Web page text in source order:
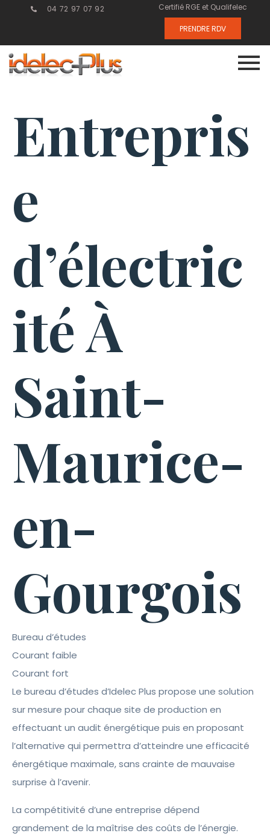
04 72 97 07 92 Certifié RGE et Qualifelec
PRENDRE RDV
Entrepris
e
d’électric
ité À
Saint-
Maurice-
en-
Gourgois
Bureau d’études
Courant faible
Courant fort
Le bureau d’études d’Idelec Plus propose une solution
sur mesure pour chaque site de production en
effectuant un audit énergétique puis en proposant
l’alternative qui permettra d’atteindre une efficacité
énergétique maximale, sans crainte de mauvaise
surprise à l’avenir.
La compétitivité d’une entreprise dépend
grandement de la maîtrise des coûts de l’énergie.